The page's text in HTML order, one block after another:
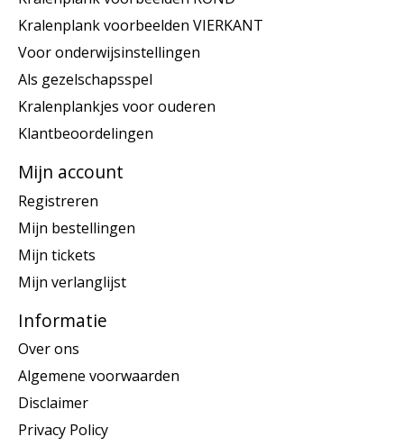
Kralenplank voorbeelden VIERKANT
Voor onderwijsinstellingen
Als gezelschapsspel
Kralenplankjes voor ouderen
Klantbeoordelingen
Mijn account
Registreren
Mijn bestellingen
Mijn tickets
Mijn verlanglijst
Informatie
Over ons
Algemene voorwaarden
Disclaimer
Privacy Policy